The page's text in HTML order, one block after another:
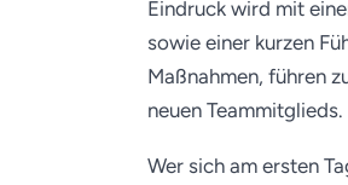
Eindruck wird mit
sowie einer kurzen
Maßnahmen, führen
neuen Teammitglieds.
Wer sich am ersten